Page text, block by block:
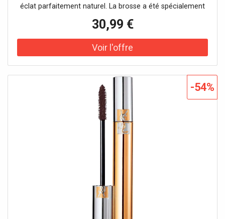
éclat parfaitement naturel. La brosse a été spécialement
30,99 €
-54%